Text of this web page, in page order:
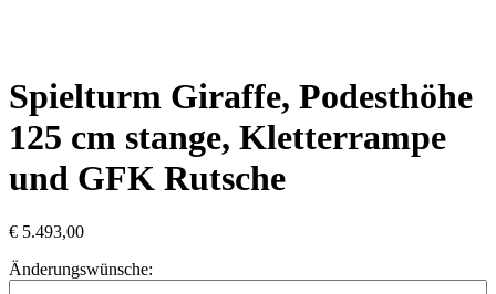
Spielturm Giraffe, Podesthöhe
125 cm stange, Kletterrampe
und GFK Rutsche
€ 5.493,00
Änderungswünsche: